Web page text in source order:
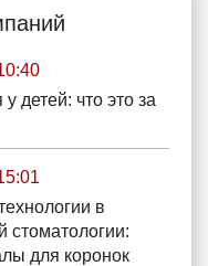
детей: что это за
в
стоматологии:
для коронок